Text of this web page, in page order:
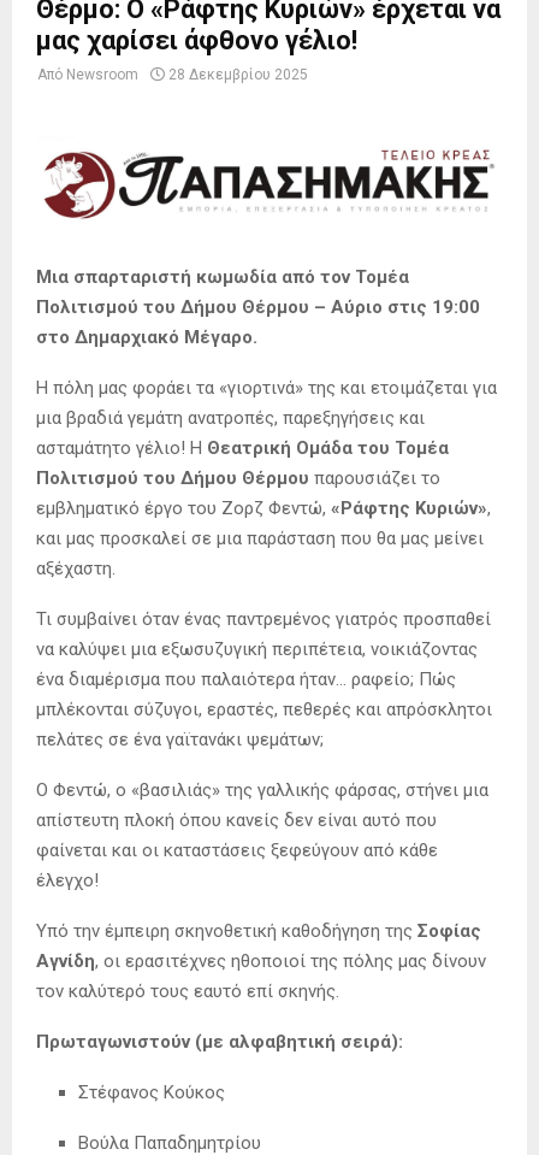
Θέρμο: Ο «Ράφτης Κυριών» έρχεται να
μας χαρίσει άφθονο γέλιο!
Από Newsroom 28 Δεκεμβρίου 2025
Μια σπαρταριστή κωμωδία από τον Τομέα
Πολιτισμού του Δήμου Θέρμου – Αύριο στις 19:00
στο Δημαρχιακό Μέγαρο.
Η πόλη μας φοράει τα «γιορτινά» της και ετοιμάζεται για
μια βραδιά γεμάτη ανατροπές, παρεξηγήσεις και
ασταμάτητο γέλιο! Η Θεατρική Ομάδα του Τομέα
Πολιτισμού του Δήμου Θέρμου παρουσιάζει το
εμβληματικό έργο του Ζορζ Φεντώ, «Ράφτης Κυριών»,
και μας προσκαλεί σε μια παράσταση που θα μας μείνει
αξέχαστη.
Τι συμβαίνει όταν ένας παντρεμένος γιατρός προσπαθεί
να καλύψει μια εξωσυζυγική περιπέτεια, νοικιάζοντας
ένα διαμέρισμα που παλαιότερα ήταν… ραφείο; Πώς
μπλέκονται σύζυγοι, εραστές, πεθερές και απρόσκλητοι
πελάτες σε ένα γαϊτανάκι ψεμάτων;
Ο Φεντώ, ο «βασιλιάς» της γαλλικής φάρσας, στήνει μια
απίστευτη πλοκή όπου κανείς δεν είναι αυτό που
φαίνεται και οι καταστάσεις ξεφεύγουν από κάθε
έλεγχο!
Υπό την έμπειρη σκηνοθετική καθοδήγηση της Σοφίας
Αγνίδη, οι ερασιτέχνες ηθοποιοί της πόλης μας δίνουν
τον καλύτερό τους εαυτό επί σκηνής.
Πρωταγωνιστούν (με αλφαβητική σειρά):
Στέφανος Κούκος
Βούλα Παπαδημητρίου